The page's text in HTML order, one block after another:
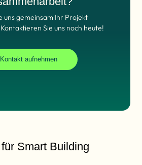
uns gemeinsam Ihr Projekt
Sie uns noch heute!
Kontakt aufnehmen
Smart Building